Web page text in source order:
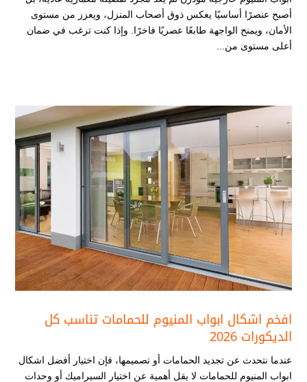
أصبح عنصرًا أساسيًا يعكس ذوق أصحاب المنزل، ويعزز من مستوى
الأمان، ويمنح الواجهة طابعًا عصريًا فاخرًا. وإذا كنت ترغب في ضمان
أعلى مستوى من...
افخم اشكال ابواب المنيوم للحمامات​ تناسب كل
الديكورات 2026
عندما نتحدث عن تجديد الحمامات أو تصميمها، فإن اختيار أفضل اشكال
ابواب المنيوم للحمامات​ لا يقل أهمية عن اختيار السيراميك أو وحدات